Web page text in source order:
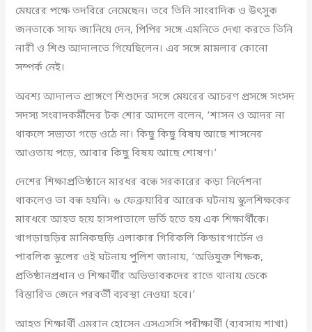
মেয়রের পক্ষে তদবিরে নেমেছেন। তবে তিনি সাংবাদিক ও উৎসুক
জনতাকে সাফ জানিয়ে দেন, পিপির সঙ্গে এমনিতে দেখা করতে তিনি
নারী ও শিশু আদালতে গিয়েছিলেন। এর সঙ্গে মামলার কোনো
সম্পর্ক নেই।
অবশ্য আদালত প্রাঙ্গণে শিশুদের সঙ্গে মেয়রের আচরণ প্রসঙ্গে সংসদ
সদস্য সংবাদকর্মীদের টক শোর আদলে বলেন, ‘শাসন ও আদর না
থাকলে সভ্যতা গড়ে ওঠে না। কিছু কিছু বিষয় আছে শাসনের
আওতায় পড়ে, আবার কিছু বিষয় আছে শোষণ।’
দেশের শিক্ষাপ্রতিষ্ঠানে মারধর বন্ধে সরকারের কড়া নির্দেশনা
থাকলেও তা বন্ধ হয়নি। ৬ ফেব্রুয়ারির আরেক ঘটনায় স্কুলশিক্ষকের
মারধরে আহত হয়ে হাসপাতালে ভর্তি হতে হয় এক শিক্ষার্থীকে।
খাগড়াছড়ির মানিকছড়ি এলাকার গিরিকলি কিন্ডারগার্টেন ও
পাবলিক স্কুলের ওই ঘটনায় পুলিশ জানায়, ‘অভিযুক্ত শিক্ষক,
প্রতিষ্ঠানপ্রধান ও শিক্ষার্থীর অভিভাবকদের রাতে থানায় ডেকে
বিস্তারিত জেনে পরবর্তী ব্যবস্থা নেওয়া হবে।’
আহত শিক্ষার্থী এমরান হোসেন এসএসসি পরীক্ষার্থী (ব্যবসায় শাখা)